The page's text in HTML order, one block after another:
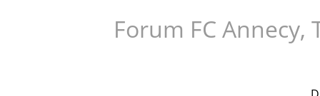
Forum FC